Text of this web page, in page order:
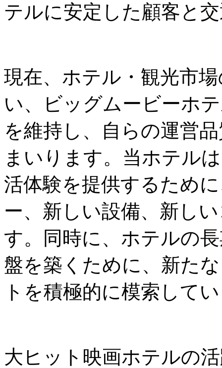
テルに安定した顧客と
現在、ホテル・観光市
い、ビッグムービーホ
を維持し、自らの運営
まいります。当ホテル
活体験を提供するため
ー、新しい設備、新し
す。同時に、ホテルの
盤を築くために、新た
トを積極的に模索して
大ヒット映画ホテルの